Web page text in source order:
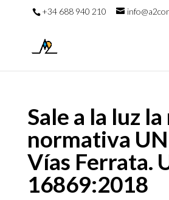
+34 688 940 210
Sale a la luz
normativa
Vías Ferrata.
16869:2018